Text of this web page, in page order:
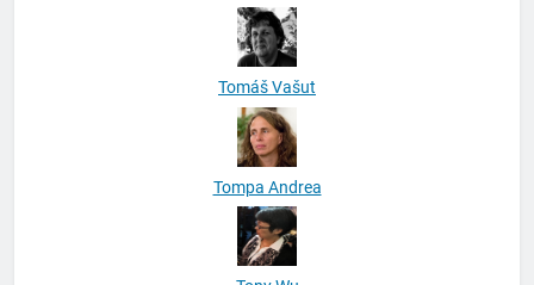
Tomáš Vašut
Tompa Andrea
Tony Wu